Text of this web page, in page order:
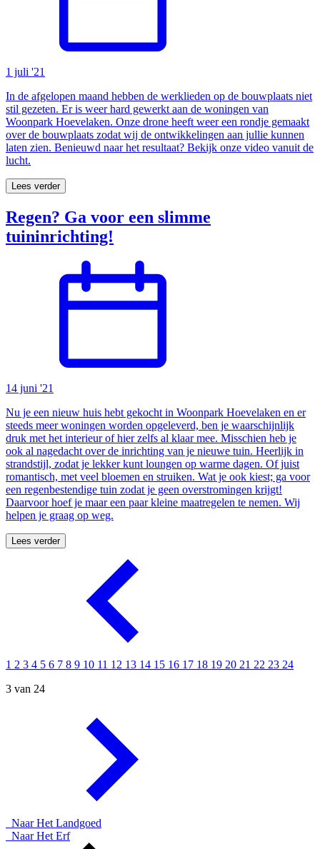
1 juli '21
In de afgelopen maand hebben de werklieden op de bouwplaats niet
stil gezeten. Er is weer hard gewerkt aan de woningen van
Woonpark Hoevelaken. Onze drone heeft weer een rondje gemaakt
over de bouwplaats zodat wij de ontwikkelingen aan jullie kunnen
laten zien. Benieuwd naar het resultaat? Bekijk onze video vanuit de
lucht.
Lees verder
Regen? Ga voor een slimme
tuininrichting!
14 juni '21
Nu je een nieuw huis hebt gekocht in Woonpark Hoevelaken en er
steeds meer woningen worden opgeleverd, ben je waarschijnlijk
druk met het interieur of hier zelfs al klaar mee. Misschien heb je
ook al nagedacht over de inrichting van je nieuwe tuin. Heerlijk in
strandstijl, zodat je lekker kunt loungen op warme dagen. Of juist
romantisch, met veel bloemen en struiken. Wat je ook kiest; ga voor
een regenbestendige tuin zodat je geen overstromingen krijgt!
Daarvoor hoef je maar een paar kleine maatregelen te nemen. Wij
helpen je graag op weg.
Lees verder
1 2 3 4 5 6 7 8 9 10 11 12 13 14 15 16 17 18 19 20 21 22 23 24
3 van 24
Naar Het Landgoed
Naar Het Erf